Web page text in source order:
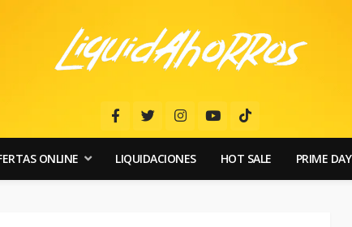
ONLINE LIQUIDACIONES HOT SALE PRIME DAY